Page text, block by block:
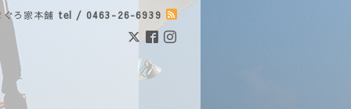
ぐろ家本舗 tel / 0463-26-6939